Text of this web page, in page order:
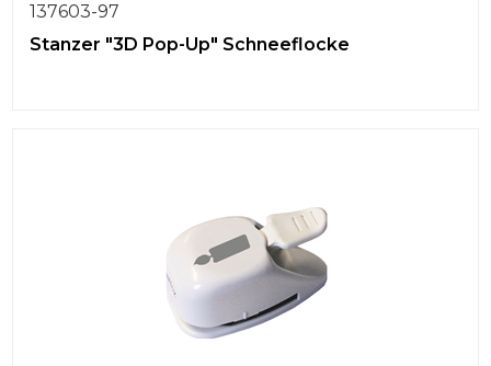
137603-97
Stanzer "3D Pop-Up" Schneeflocke